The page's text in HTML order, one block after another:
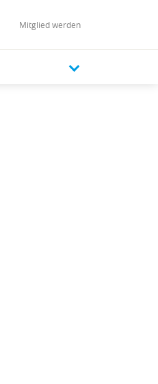
Mitglied werden